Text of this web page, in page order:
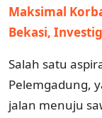
Maksimal
Bekasi,
Salah satu
Pelemgadung,
jalan menuju